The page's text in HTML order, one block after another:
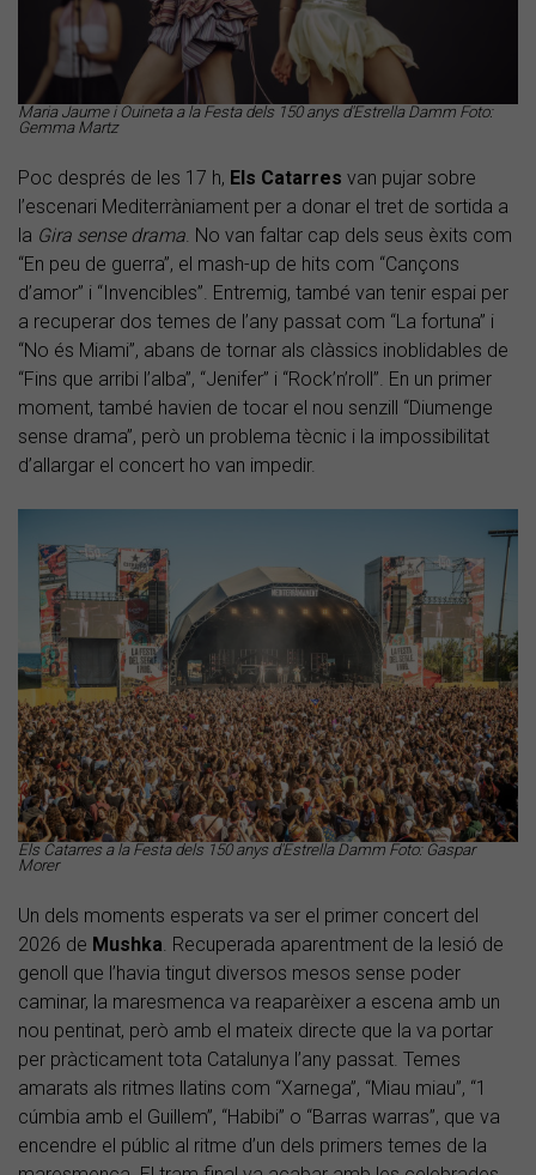
Maria Jaume i Ouineta a la Festa dels 150 anys d'Estrella Damm Foto:
Gemma Martz
Poc després de les 17 h, Els Catarres van pujar sobre
l’escenari Mediterràniament per a donar el tret de sortida a
la Gira sense drama . No van faltar cap dels seus èxits com
“En peu de guerra”, el mash-up de hits com “Cançons
d’amor” i “Invencibles”. Entremig, també van tenir espai per
a recuperar dos temes de l’any passat com “La fortuna” i
“No és Miami”, abans de tornar als clàssics inoblidables de
“Fins que arribi l’alba”, “Jenifer” i “Rock’n’roll”. En un primer
moment, també havien de tocar el nou senzill “Diumenge
sense drama”, però un problema tècnic i la impossibilitat
d’allargar el concert ho van impedir.
Els Catarres a la Festa dels 150 anys d'Estrella Damm Foto: Gaspar
Morer
Un dels moments esperats va ser el primer concert del
2026 de Mushka. Recuperada aparentment de la lesió de
genoll que l’havia tingut diversos mesos sense poder
caminar, la maresmenca va reaparèixer a escena amb un
nou pentinat, però amb el mateix directe que la va portar
per pràcticament tota Catalunya l’any passat. Temes
amarats als ritmes llatins com “Xarnega”, “Miau miau”, “1
cúmbia amb el Guillem”, “Habibi” o “Barras warras”, que va
encendre el públic al ritme d’un dels primers temes de la